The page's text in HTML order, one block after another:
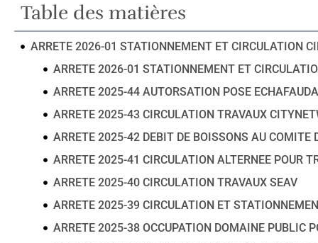
Table des matières
ARRETE 2026-01 STATIONNEMENT ET CIRCULATION
ARRETE 2026-01 STATIONNEMENT ET
ARRETE 2025-44 AUTORSATION POSE
ARRETE 2025-43 CIRCULATION TRAVAUX
ARRETE 2025-42 DEBIT DE BOISSONS AU COMITE
ARRETE 2025-41 CIRCULATION ALTERNEE POUR
ARRETE 2025-40 CIRCULATION TRAVAUX SEAV
ARRETE 2025-39 CIRCULATION ET
ARRETE 2025-38 OCCUPATION DOMAINE PUBLIC